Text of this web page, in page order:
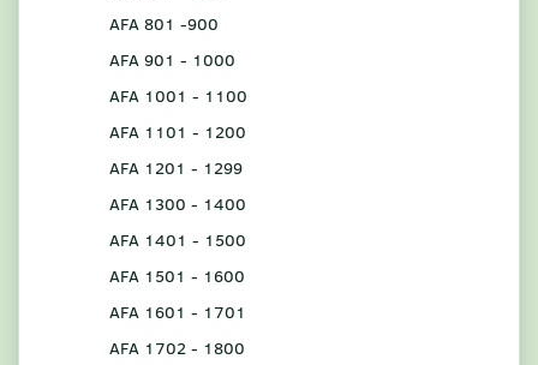
AFA 801 -900
AFA 901 - 1000
AFA 1001 - 1100
AFA 1101 - 1200
AFA 1201 - 1299
AFA 1300 - 1400
AFA 1401 - 1500
AFA 1501 - 1600
AFA 1601 - 1701
AFA 1702 - 1800